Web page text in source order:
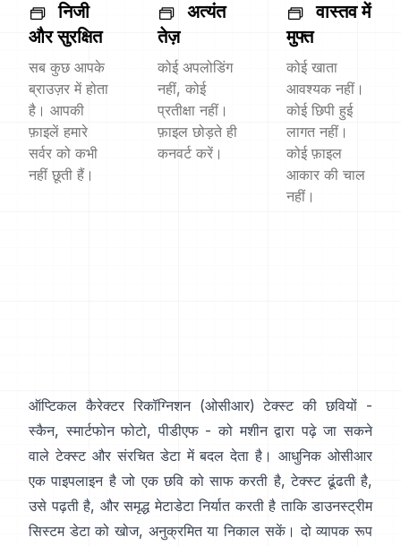
निजी
और सुरक्षित
सब कुछ आपके
ब्राउज़र में होता
है। आपकी
फ़ाइलें हमारे
सर्वर को कभी
नहीं छूती हैं।
अत्यंत
तेज़
कोई अपलोडिंग
नहीं, कोई
प्रतीक्षा नहीं।
फ़ाइल छोड़ते ही
कनवर्ट करें।
वास्तव में
मुफ्त
कोई खाता
आवश्यक नहीं।
कोई छिपी हुई
लागत नहीं।
कोई फ़ाइल
आकार की चाल
नहीं।
ऑप्टिकल कैरेक्टर रिकॉग्निशन (ओसीआर) टेक्स्ट की छवियों -
स्कैन, स्मार्टफोन फोटो, पीडीएफ - को मशीन द्वारा पढ़े जा सकने
वाले टेक्स्ट और संरचित डेटा में बदल देता है। आधुनिक ओसीआर
एक पाइपलाइन है जो एक छवि को साफ करती है, टेक्स्ट ढूंढती है,
उसे पढ़ती है, और समृद्ध मेटाडेटा निर्यात करती है ताकि डाउनस्ट्रीम
सिस्टम डेटा को खोज, अनुक्रमित या निकाल सकें। दो व्यापक रूप